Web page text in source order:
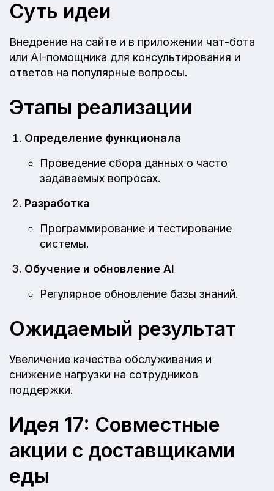
Суть идеи
Внедрение на сайте и в приложении чат-бота
или AI-помощника для консультирования и
ответов на популярные вопросы.
Этапы реализации
Определение функционала
Проведение сбора данных о часто
задаваемых вопросах.
Разработка
Программирование и тестирование
системы.
Обучение и обновление AI
Регулярное обновление базы знаний.
Ожидаемый результат
Увеличение качества обслуживания и
снижение нагрузки на сотрудников
поддержки.
Идея 17: Совместные
акции с доставщиками
еды